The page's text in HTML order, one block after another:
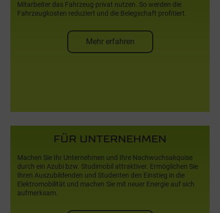
Mitarbeiter das Fahrzeug privat nutzen. So werden die
Fahrzeugkosten reduziert und die Belegschaft profitiert.
Mehr erfahren
FÜR UNTERNEHMEN
FÜR UNTERNEHMEN
Machen Sie Ihr Unternehmen und Ihre Nachwuchsakquise
durch ein Azubi bzw. Studimobil attraktiver. Ermöglichen Sie
Ihren Auszubildenden und Studenten den Einstieg in die
Elektromobilität und machen Sie mit neuer Energie auf sich
aufmerksam.